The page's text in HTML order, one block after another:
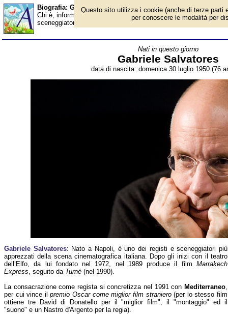
Biografia: Gabriele Salvatores - età - Almanacco
Chi è, informazioni, foto, qual è la data di nascita, età, dove è
sceneggiatore italiano, premio Oscar nel 1992. Breve biografia.
Nati in questo giorno
Gabriele Salvatores
data di nascita: domenica 30 luglio 1950 (76
Gabriele Salvatores: Nato a Napoli, è uno dei registi e sceneggiatori più
apprezzati della scena cinematografica italiana. Dopo gli inizi con il teatro
dell’Elfo, da lui fondato nel 1972, nel 1989 produce il film Marrakech
Express, seguito da Turné (nel 1990).
La consacrazione come regista si concretizza nel 1991 con Mediterraneo,
per cui vince ilpremio Oscar come miglior film straniero(per lo stesso film
ottiene tre David di Donatello per il "miglior film", il "montaggio" ed il
"suono" e un Nastro d'Argento per la regia).
Questo sito utilizza i cookie (anche di terze parti
per conoscere le modalità per